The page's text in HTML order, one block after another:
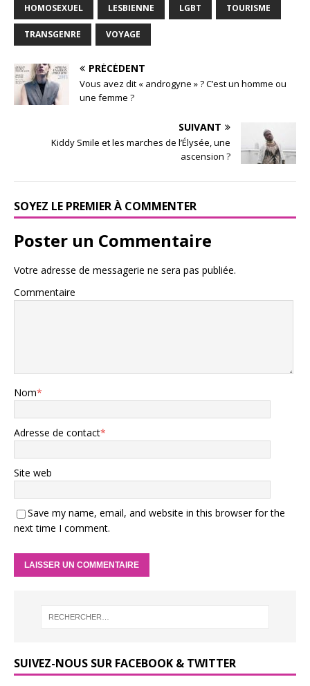
HOMOSEXUEL LESBIENNE LGBT TOURISME
TRANSGENRE VOYAGE
PRÉCÉDENT
Vous avez dit « androgyne » ? C’est un homme ou
une femme ?
SUIVANT
Kiddy Smile et les marches de l’Élysée, une
ascension ?
SOYEZ LE PREMIER À COMMENTER
Poster un Commentaire
Votre adresse de messagerie ne sera pas publiée.
Commentaire
Nom*
Adresse de contact*
Site web
Save my name, email, and website in this browser for the
next time I comment.
SUIVEZ-NOUS SUR FACEBOOK & TWITTER